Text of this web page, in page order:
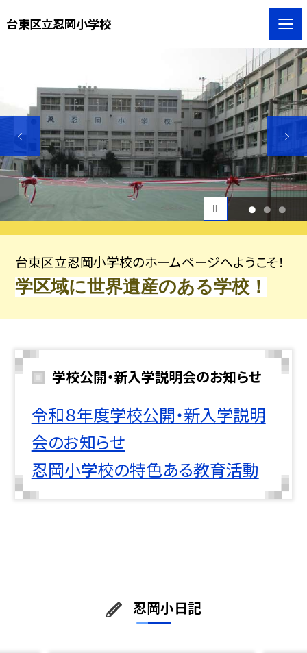
台東区立忍岡小学校
1 2 3
台東区立忍岡小学校のホームページへようこそ！
学区域に世界遺産のある学校！
学校公開・新入学説明会のお知らせ
令和８年度学校公開・新入学説明
会のお知らせ
忍岡小学校の特色ある教育活動
忍岡小日記